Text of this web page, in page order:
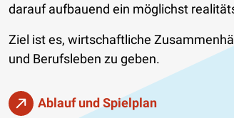
darauf aufbauend ein möglichst
Ziel ist es, wirtschaftliche
und Berufsleben zu geben.
Ablauf und Spielplan